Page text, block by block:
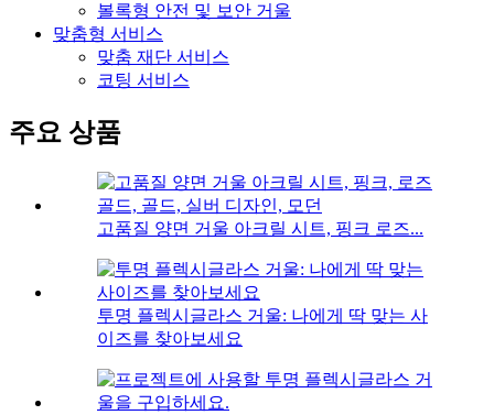
볼록형 안전 및 보안 거울
맞춤형 서비스
맞춤 재단 서비스
코팅 서비스
주요 상품
고품질 양면 거울 아크릴 시트, 핑크 로즈...
투명 플렉시글라스 거울: 나에게 딱 맞는 사
이즈를 찾아보세요